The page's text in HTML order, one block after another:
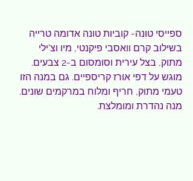
ספייסי טונה- קוביות טונה אדומה טרייה
בשילוב קרם וואסבי פיקנטי, מיו וצ'ילי
מתוק, בצל עירית וסומסום ב-2 צבעים.
מוגש על דפי אורז קריספיים. גם במנה הזו
טעמי מתוק, חריף ומלוח במרקמים שונים.
מנה נהדרת ומומלצת.